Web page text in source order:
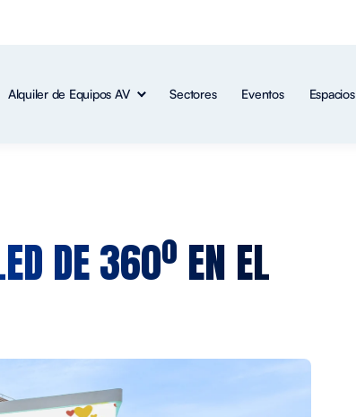
Alquiler de Equipos AV Sectores Eventos Espacios
DE 360º EN EL